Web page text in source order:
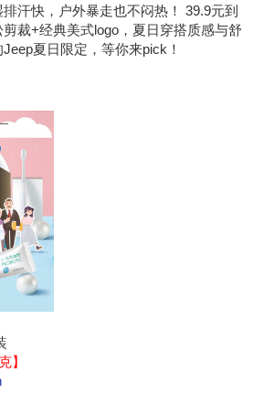
汗快，户外暴走也不闷热！ 39.9元到
裁+经典美式logo，夏日穿搭质感与舒
夏日限定，等你来pick！
】